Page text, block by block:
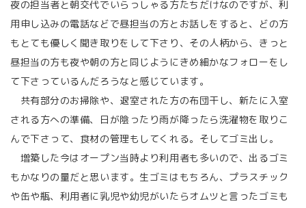
夜の担当者と朝交代でいらっしゃる方たちだけなのですが、利
用申し込みの電話などで昼担当の方とお話しをすると、どの方
もとても優しく聞き取りをして下さり、その人柄から、きっと
昼担当の方も夜や朝の方と同じようにきめ細かなフォローをし
て下さっているんだろうなと感じています。
共有部分のお掃除や、退室された方の布団干し、新たに入室
される方への準備、日が陰ったり雨が降ったら洗濯物を取りこ
んで下さって、食材の管理もしてくれる。そしてゴミ出し。
増築した今はオープン当時より利用者も多いので、出るゴミ
もかなりの量だと思います。生ゴミはもちろん、プラスチック
や缶や瓶、利用者に乳児や幼児がいたらオムツと言ったゴミも